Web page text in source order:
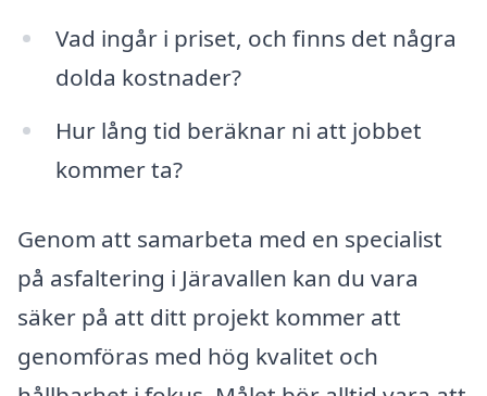
Vad ingår i priset, och finns det några
dolda kostnader?
Hur lång tid beräknar ni att jobbet
kommer ta?
Genom att samarbeta med en specialist
på asfaltering i Järavallen kan du vara
säker på att ditt projekt kommer att
genomföras med hög kvalitet och